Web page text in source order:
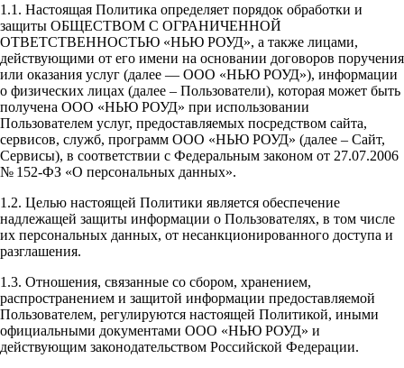
1.1. Настоящая Политика определяет порядок обработки и
защиты ОБЩЕСТВОМ С ОГРАНИЧЕННОЙ
ОТВЕТСТВЕННОСТЬЮ «НЬЮ РОУД», а также лицами,
действующими от его имени на основании договоров поручения
или оказания услуг (далее — ООО «НЬЮ РОУД»), информации
о физических лицах (далее – Пользователи), которая может быть
получена ООО «НЬЮ РОУД» при использовании
Пользователем услуг, предоставляемых посредством сайта,
сервисов, служб, программ ООО «НЬЮ РОУД» (далее – Сайт,
Сервисы), в соответствии с Федеральным законом от 27.07.2006
№ 152-ФЗ «О персональных данных».
1.2. Целью настоящей Политики является обеспечение
надлежащей защиты информации о Пользователях, в том числе
их персональных данных, от несанкционированного доступа и
разглашения.
1.3. Отношения, связанные со сбором, хранением,
распространением и защитой информации предоставляемой
Пользователем, регулируются настоящей Политикой, иными
официальными документами ООО «НЬЮ РОУД» и
действующим законодательством Российской Федерации.